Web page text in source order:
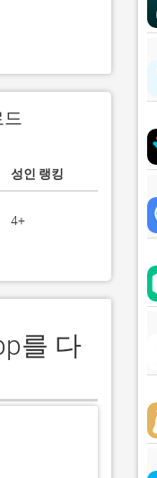
드
성인 랭킹
4+
를 다